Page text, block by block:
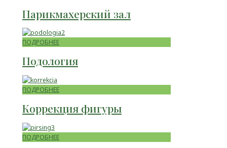
Парикмахерский зал
ПОДРОБНЕЕ
Подология
ПОДРОБНЕЕ
Коррекция фигуры
ПОДРОБНЕЕ